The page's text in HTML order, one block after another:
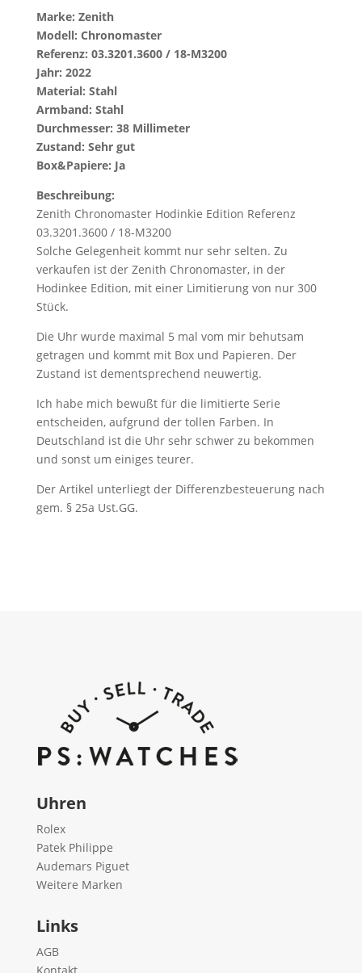
Marke: Zenith
Modell: Chronomaster
Referenz: 03.3201.3600 / 18-M3200
Jahr: 2022
Material: Stahl
Armband: Stahl
Durchmesser: 38 Millimeter
Zustand: Sehr gut
Box&Papiere: Ja
Beschreibung:
Zenith Chronomaster Hodinkie Edition Referenz
03.3201.3600 / 18-M3200
Solche Gelegenheit kommt nur sehr selten. Zu
verkaufen ist der Zenith Chronomaster, in der
Hodinkee Edition, mit einer Limitierung von nur 300
Stück.
Die Uhr wurde maximal 5 mal vom mir behutsam
getragen und kommt mit Box und Papieren. Der
Zustand ist dementsprechend neuwertig.
Ich habe mich bewußt für die limitierte Serie
entscheiden, aufgrund der tollen Farben. In
Deutschland ist die Uhr sehr schwer zu bekommen
und sonst um einiges teurer.
Der Artikel unterliegt der Differenzbesteuerung nach
gem. § 25a Ust.GG.
Uhren
Rolex
Patek Philippe
Audemars Piguet
Weitere Marken
Links
AGB